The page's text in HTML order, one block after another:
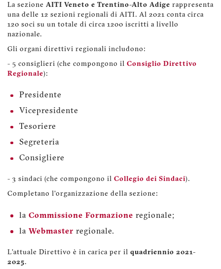
La sezione AITI Veneto e Trentino-Alto Adige rappresenta
una delle 12 sezioni regionali di AITI. Al 2021 conta circa
120 soci su un totale di circa 1200 iscritti a livello
nazionale.
Gli organi direttivi regionali includono:
- 5 consiglieri (che compongono il Consiglio Direttivo
Regionale):
Presidente
Vicepresidente
Tesoriere
Segreteria
Consigliere
- 3 sindaci (che compongono il Collegio dei Sindaci).
Completano l’organizzazione della sezione:
la Commissione Formazione regionale;
la Webmaster regionale.
L’attuale Direttivo è in carica per il quadriennio 2021-
2025.